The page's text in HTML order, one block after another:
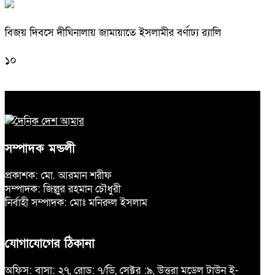
বিজয় দিবসে দীঘিনালায় জামায়াতে ইসলামীর বর্ণাঢ্য র‍্যালি
১০
সম্পাদক মন্ডলী
প্রকাশক: মো. আরমান শরীফ
সম্পাদক: জিল্লুর রহমান চৌধুরী
নির্বাহী সম্পাদক: মোঃ মনিরুল ইসলাম
যোগাযোগের ঠিকানা
অফিস: বাসা: ২৭, রোড: ৭/ডি, সেক্টর :৯, উত্তরা মডেল টাউন ই-